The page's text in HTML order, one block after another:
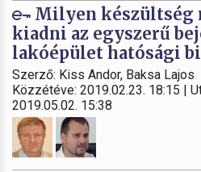
Milyen készültség
kiadni az egyszerű
lakóépület hatósági
Szerző: Kiss Andor, Baksa Lajos
Közzétéve: 2019.02.23. 18:15 |
2019.05.02. 15:38